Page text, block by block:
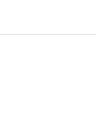
的形而下的價值，卻沒能
相片」，比起這項發明本
，賦予這項發明更多文化
上最早製作出「人為化」